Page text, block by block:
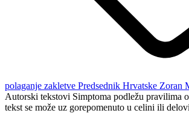
polaganje zakletve Predsednik Hrvatske Zoran
Autorski tekstovi Simptoma podležu pravilima
tekst se može uz gorepomenuto u celini ili